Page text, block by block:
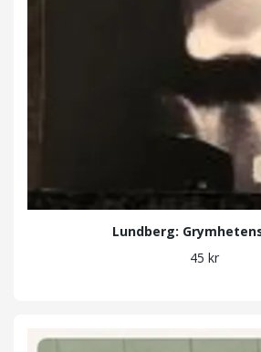
Lundberg:
45 kr